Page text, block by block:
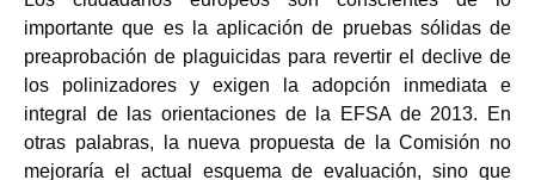
importante que es la aplicación de pruebas sólidas de
preaprobación de plaguicidas para revertir el declive de
los polinizadores y exigen la adopción inmediata e
integral de las orientaciones de la EFSA de 2013. En
otras palabras, la nueva propuesta de la Comisión no
mejoraría el actual esquema de evaluación, sino que